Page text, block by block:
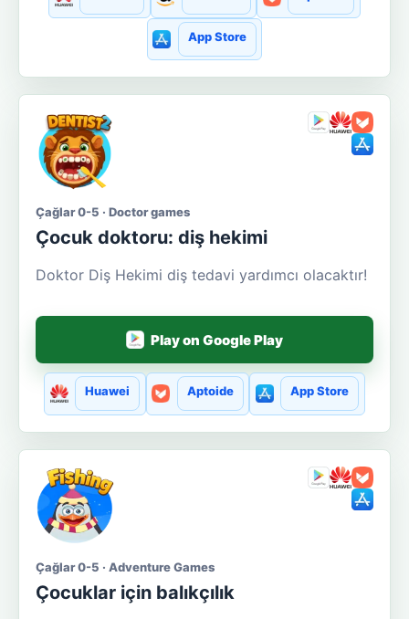
App Store
Çağlar 0-5 · Doctor games
Çocuk doktoru: diş hekimi
Doktor Diş Hekimi diş tedavi yardımcı olacaktır!
Play on Google Play
Huawei Aptoide App Store
Çağlar 0-5 · Adventure Games
Çocuklar için balıkçılık